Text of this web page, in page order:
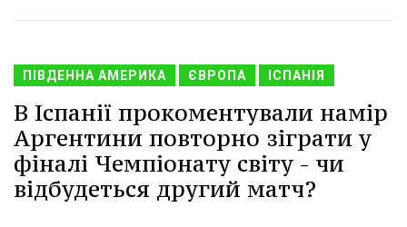
ПІВДЕННА АМЕРИКА ЄВРОПА ІСПАНІЯ
В Іспанії прокоментували намір
Аргентини повторно зіграти у
фіналі Чемпіонату світу - чи
відбудеться другий матч?